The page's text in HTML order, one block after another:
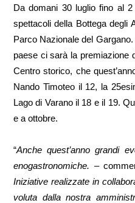
Da domani 30 luglio fino al
spettacoli della Bottega degli
Parco Nazionale del
paese ci sarà la premiazione
Centro storico, che
Nando Timoteo il 12, la
Lago di Varano il 18 e il 19.
e a ottobre.
“Anche quest’anno grandi
enogastronomiche. –
Iniziative realizzate in
voluta dalla nostra